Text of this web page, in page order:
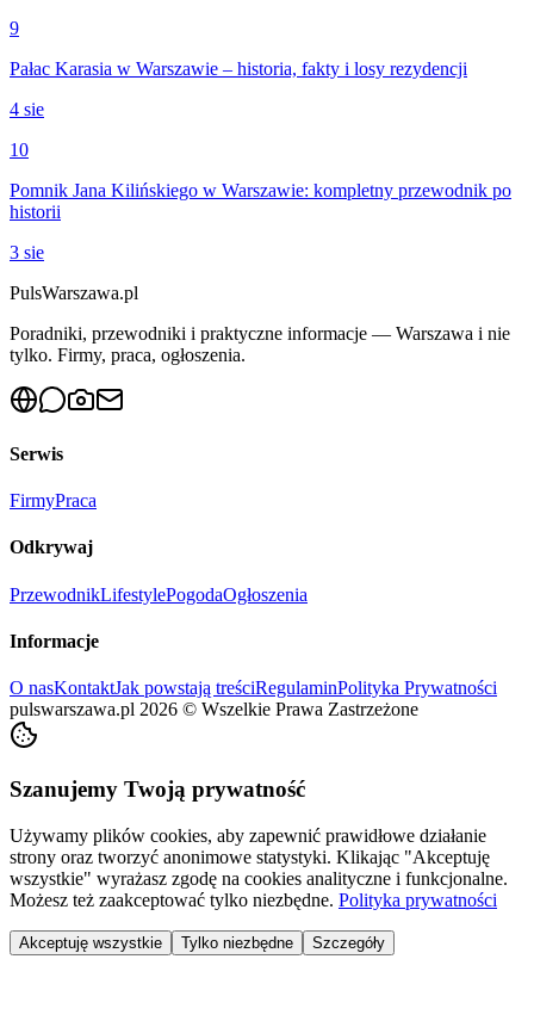
9
Pałac Karasia w Warszawie – historia, fakty i losy rezydencji
4 sie
10
Pomnik Jana Kilińskiego w Warszawie: kompletny przewodnik po
historii
3 sie
PulsWarszawa.pl
Poradniki, przewodniki i praktyczne informacje — Warszawa i nie
tylko. Firmy, praca, ogłoszenia.
Serwis
FirmyPraca
Odkrywaj
PrzewodnikLifestylePogodaOgłoszenia
Informacje
O nasKontaktJak powstają treściRegulaminPolityka Prywatności
pulswarszawa.pl 2026 © Wszelkie Prawa Zastrzeżone
Szanujemy Twoją prywatność
Używamy plików cookies, aby zapewnić prawidłowe działanie
strony oraz tworzyć anonimowe statystyki. Klikając "Akceptuję
wszystkie" wyrażasz zgodę na cookies analityczne i funkcjonalne.
Możesz też zaakceptować tylko niezbędne. Polityka prywatności
Akceptuję wszystkie Tylko niezbędne Szczegóły